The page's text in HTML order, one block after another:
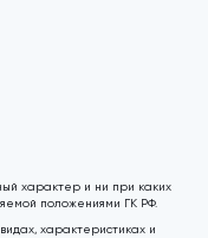
характер и ни при каких
положениями ГК РФ.
характеристиках и